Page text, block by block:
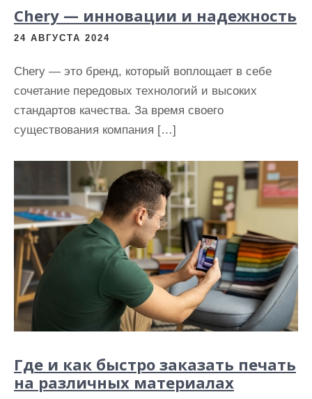
Chery — инновации и надежность
24 АВГУСТА 2024
Chery — это бренд, который воплощает в себе
сочетание передовых технологий и высоких
стандартов качества. За время своего
существования компания […]
Где и как быстро заказать печать
на различных материалах